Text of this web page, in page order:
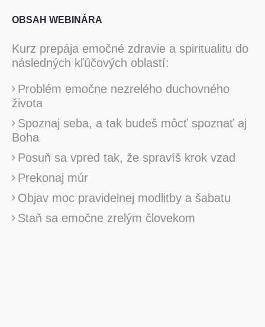
OBSAH WEBINÁRA
Kurz prepája emočné zdravie a spiritualitu do
následných kľúčových oblastí:
Problém emočne nezrelého duchovného
života
Spoznaj seba, a tak budeš môcť spoznať aj
Boha
Posuň sa vpred tak, že spravíš krok vzad
Prekonaj múr
Objav moc pravidelnej modlitby a šabatu
Staň sa emočne zrelým človekom